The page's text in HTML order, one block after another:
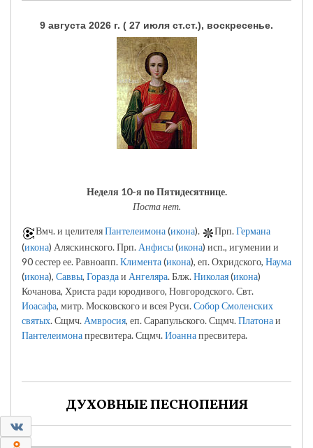
0
9 августа 2026 г. ( 27 июля ст.ст.), воскресенье.
Неделя 10-я по Пятидесятнице.
Поста нет.
Вмч. и целителяПантелеимона(икона). Прп.Германа
(икона) Аляскинского. Прп. Анфисы(икона) исп., игумении и
90 сестер ее. Равноапп.Климента(икона), еп. Охридского, Наума
(икона), Саввы, Гораздаи Ангеляра. Блж.Николая(икона)
Кочанова, Христа ради юродивого, Новгородского. Свт.
Иоасафа, митр. Московского и всея Руси.Собор Смоленских
святых. Сщмч. Амвросия, еп. Сарапульского. Сщмч.Платонаи
Пантелеимонапресвитера. Сщмч.Иоаннапресвитера.
ДУХОВНЫЕ ПЕСНОПЕНИЯ